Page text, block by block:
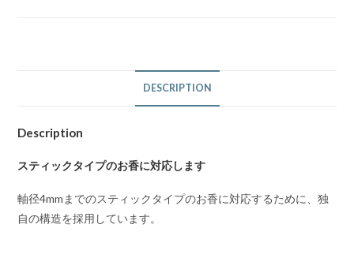
DESCRIPTION
Description
スティックタイプのお香に対応します
軸径4mmまでのスティックタイプのお香に対応するために、独
自の構造を採用しています。